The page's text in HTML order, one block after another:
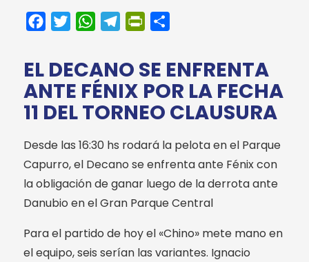
FacebookTwitterWhatsAppTelegramPrintFriendly
EL DECANO SE ENFRENTA
ANTE FÉNIX POR LA FECHA
11 DEL TORNEO CLAUSURA
Desde las 16:30 hs rodará la pelota en el Parque
Capurro, el Decano se enfrenta ante Fénix con
la obligación de ganar luego de la derrota ante
Danubio en el Gran Parque Central
Para el partido de hoy el «Chino» mete mano en
el equipo, seis serían las variantes. Ignacio